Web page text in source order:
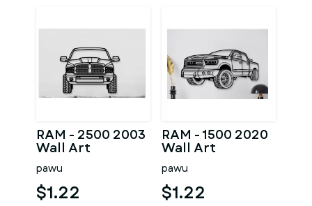
RAM - 2500 2003
Wall Art
pawu
$1.22
RAM - 1500 2020
Wall Art
pawu
$1.22